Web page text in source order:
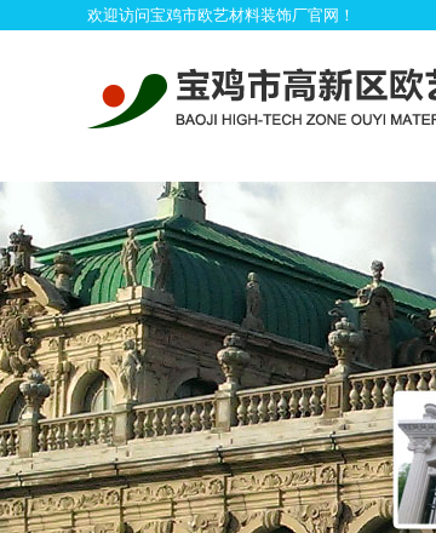
欢迎访问宝鸡市欧艺材料装饰厂官网！
产品展示